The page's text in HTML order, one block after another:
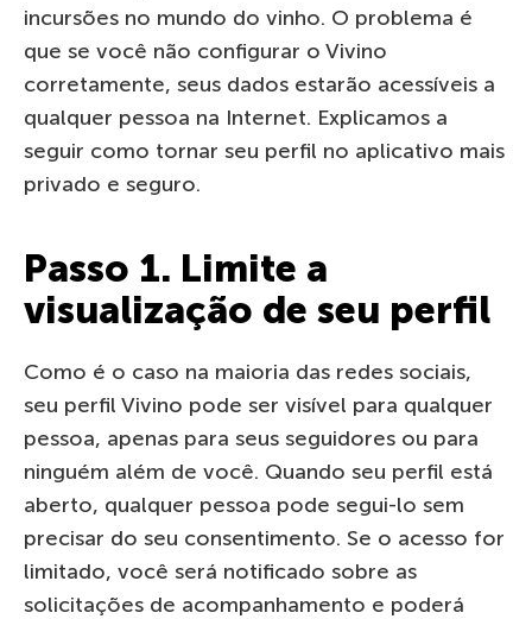
incursões no mundo do vinho. O problema é
que se você não configurar o Vivino
corretamente, seus dados estarão acessíveis a
qualquer pessoa na Internet. Explicamos a
seguir como tornar seu perfil no aplicativo mais
privado e seguro.
Passo 1. Limite a
visualização de seu perfil
Como é o caso na maioria das redes sociais,
seu perfil Vivino pode ser visível para qualquer
pessoa, apenas para seus seguidores ou para
ninguém além de você. Quando seu perfil está
aberto, qualquer pessoa pode segui-lo sem
precisar do seu consentimento. Se o acesso for
limitado, você será notificado sobre as
solicitações de acompanhamento e poderá